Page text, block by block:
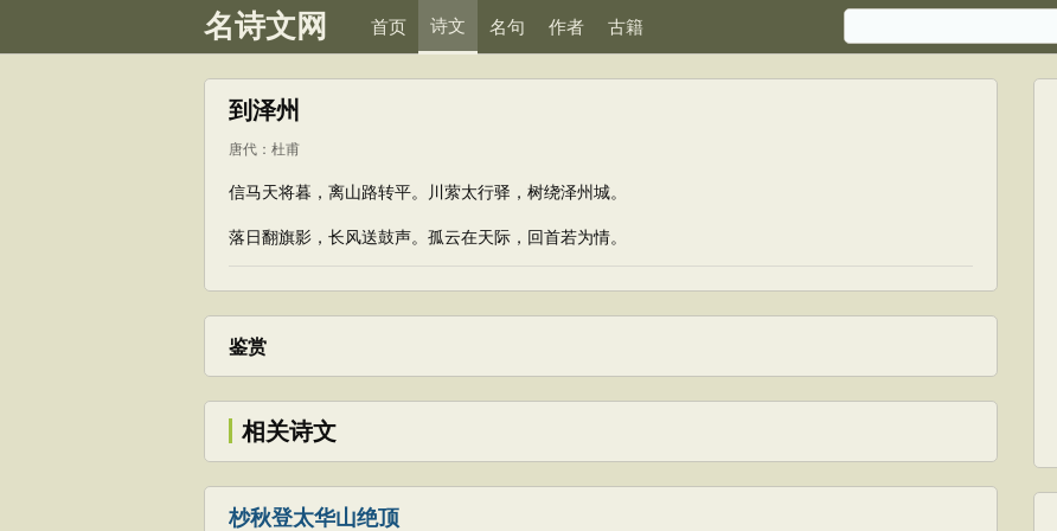
名诗文网 首页 诗文 名句 作者 古籍
到泽州
唐代 ： 杜甫
信马天将暮，离山路转平。川萦太行驿，树绕泽州城。
落日翻旗影，长风送鼓声。孤云在天际，回首若为情。
鉴赏
相关诗文
杪秋登太华山绝顶